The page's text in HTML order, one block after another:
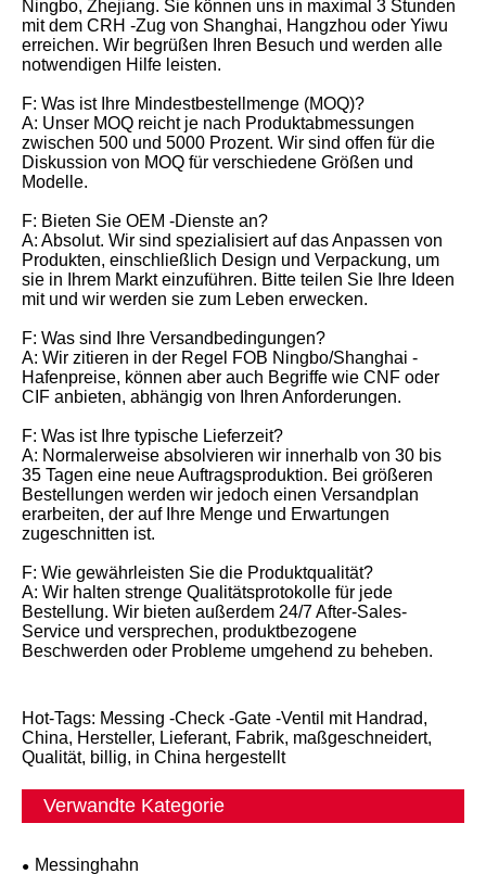
Ningbo, Zhejiang. Sie können uns in maximal 3 Stunden
mit dem CRH -Zug von Shanghai, Hangzhou oder Yiwu
erreichen. Wir begrüßen Ihren Besuch und werden alle
notwendigen Hilfe leisten.
F: Was ist Ihre Mindestbestellmenge (MOQ)?
A: Unser MOQ reicht je nach Produktabmessungen
zwischen 500 und 5000 Prozent. Wir sind offen für die
Diskussion von MOQ für verschiedene Größen und
Modelle.
F: Bieten Sie OEM -Dienste an?
A: Absolut. Wir sind spezialisiert auf das Anpassen von
Produkten, einschließlich Design und Verpackung, um
sie in Ihrem Markt einzuführen. Bitte teilen Sie Ihre Ideen
mit und wir werden sie zum Leben erwecken.
F: Was sind Ihre Versandbedingungen?
A: Wir zitieren in der Regel FOB Ningbo/Shanghai -
Hafenpreise, können aber auch Begriffe wie CNF oder
CIF anbieten, abhängig von Ihren Anforderungen.
F: Was ist Ihre typische Lieferzeit?
A: Normalerweise absolvieren wir innerhalb von 30 bis
35 Tagen eine neue Auftragsproduktion. Bei größeren
Bestellungen werden wir jedoch einen Versandplan
erarbeiten, der auf Ihre Menge und Erwartungen
zugeschnitten ist.
F: Wie gewährleisten Sie die Produktqualität?
A: Wir halten strenge Qualitätsprotokolle für jede
Bestellung. Wir bieten außerdem 24/7 After-Sales-
Service und versprechen, produktbezogene
Beschwerden oder Probleme umgehend zu beheben.
Hot-Tags: Messing -Check -Gate -Ventil mit Handrad,
China, Hersteller, Lieferant, Fabrik, maßgeschneidert,
Qualität, billig, in China hergestellt
Verwandte Kategorie
Messinghahn